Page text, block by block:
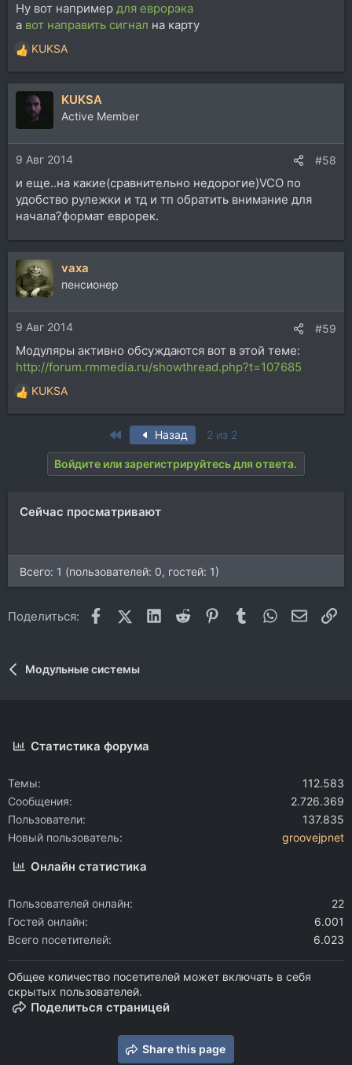
Ну вот например для еврорэка
а вот направить сигнал на карту
Р
е
а
и
и
:
KUKSA
KUKSA
Active Member
9 Авг 2014 #58
и еще..на какие(сравнительно недорогие)VCO по
удобство рулежки и тд и тп обратить внимание для
начала?формат еврорек.
vaxa
пенсионер
9 Авг 2014 #59
Модуляры активно обсуждаются вот в этой теме:
http://forum.rmmedia.ru/showthread.php?t=107685
Р
е
KUKSA
First Назад 2 из 2
Войдите или зарегистрируйтесь для ответа.
Сейчас просматривают
Всего: 1 (пользователей: 0, гостей: 1)
Поделиться: FacebookX (Twitter)
LinkedIn
Reddit Pinterest
Tumblr WhatsApp
Модульные системы
Статистика форума
Темы
112.583
Сообщения
2.726.369
Пользователи
137.835
Новый пользователь
groovejpnet
Онлайн статистика
Пользователей онлайн
22
Гостей онлайн
6.001
Всего посетителей
6.023
Общее количество посетителей может включать в себя
скрытых пользователей.
Поделиться страницей
Share this page